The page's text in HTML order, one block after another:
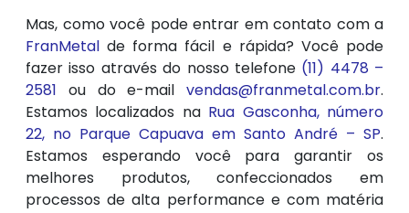
Mas, como você pode entrar em contato com a
FranMetal de forma fácil e rápida? Você pode
fazer isso através do nosso telefone (11) 4478 –
2581 ou do e-mail vendas@franmetal.com.br.
Estamos localizados na Rua Gasconha, número
22, no Parque Capuava em Santo André – SP.
Estamos esperando você para garantir os
melhores produtos, confeccionados em
processos de alta performance e com matéria